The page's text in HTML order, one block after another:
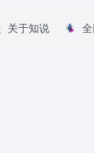
关于知说